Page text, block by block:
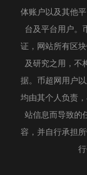
体账户以及其他
台及平台用户。
证，网站所有区
及研究之用，不
据。币超网用户
均由其个人负责
站信息而导致的
容，并自行承担